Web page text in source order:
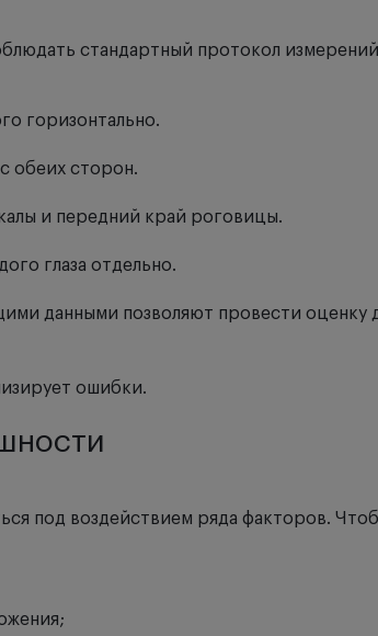
стандартный протокол
горизонтально.
обеих сторон.
и передний край роговицы.
глаза отдельно.
данными позволяют провести оценку
ошибки.
под воздействием ряда факторов.